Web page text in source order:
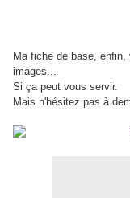
Ma fiche de base,
images...
Si ça peut vous servir.
Mais n'hésitez pas à